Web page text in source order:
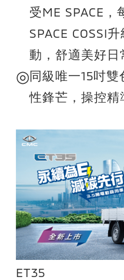
受ME SPACE
SPACE COSSI
動，舒適美好日
◎同級唯一15吋
性鋒芒，操控
ET35